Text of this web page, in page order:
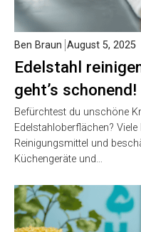
Edelstahl
geht’s schonend!
Ben Braun August 5, 2025
Befürchtest du unschöne
Edelstahloberflächen?
Reinigungsmittel und
Küchengeräte und…